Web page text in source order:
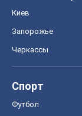
Киев
Запорожье
Черкассы
Спорт
Футбол